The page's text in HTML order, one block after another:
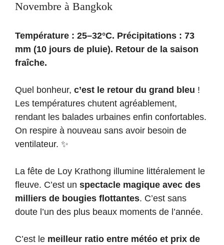
Novembre à Bangkok
Température : 25–32°C. Précipitations : 73
mm (10 jours de pluie). Retour de la saison
fraîche.
Quel bonheur, c’est le retour du grand bleu !
Les températures chutent agréablement,
rendant les balades urbaines enfin confortables.
On respire à nouveau sans avoir besoin de
ventilateur. ✨
La fête de Loy Krathong illumine littéralement le
fleuve. C’est un spectacle magique avec des
milliers de bougies flottantes. C’est sans
doute l’un des plus beaux moments de l’année.
C’est le meilleur ratio entre météo et prix de